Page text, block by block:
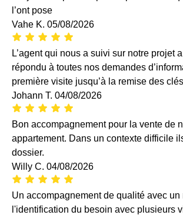
l’ont pose
Vahe K. 05/08/2026
L’agent qui nous a suivi sur notre projet
répondu à toutes nos demandes
première visite jusqu’à la remise des
Johann T. 04/08/2026
Bon accompagnement pour la vente de
appartement. Dans un contexte difficile
dossier.
Willy C. 04/08/2026
Un accompagnement de qualité avec
l'identification du besoin avec plusieurs